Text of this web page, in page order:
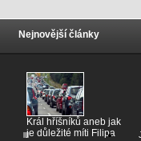
Nejnovější články
Král hříšníků aneb jak
je důležité míti Filipa